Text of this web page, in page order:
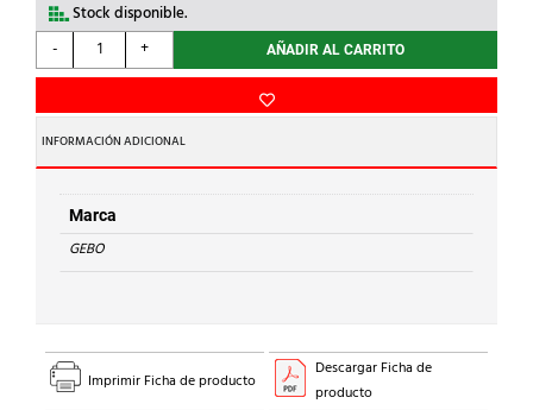
Stock disponible.
-
GEBO
-
HEMBRA
3/4"
ACERO
cantidad
+ AÑADIR AL CARRITO
INFORMACIÓN ADICIONAL
Marca
GEBO
Imprimir Ficha de producto
Descargar Ficha de
producto